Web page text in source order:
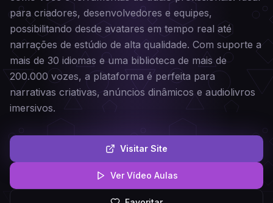
para criadores, desenvolvedores e equipes,
possibilitando desde avatares em tempo real até
narrações de estúdio de alta qualidade. Com suporte a
mais de 30 idiomas e uma biblioteca de mais de
200.000 vozes, a plataforma é perfeita para
narrativas criativas, anúncios dinâmicos e audiolivros
imersivos.
Visitar Site
Ver Vídeo Aulas